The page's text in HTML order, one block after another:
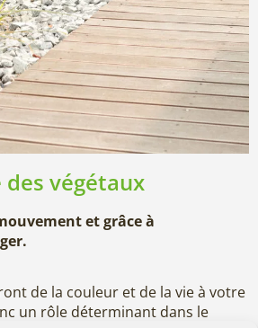
des végétaux
et grâce à
de la couleur et de la vie à votre
un rôle déterminant dans le